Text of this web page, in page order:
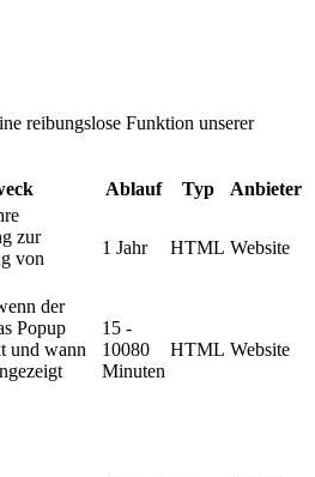
reibungslose Funktion unserer
Ablauf Typ Anbieter
zur
von
1 Jahr HTML Website
der
Popup
und wann
15 -
10080
Minuten
HTML Website